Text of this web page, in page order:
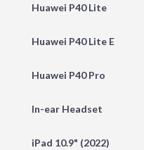
Huawei P40 Lite
Huawei P40 Lite E
Huawei P40 Pro
In-ear Headset
iPad 10.9" (2022)